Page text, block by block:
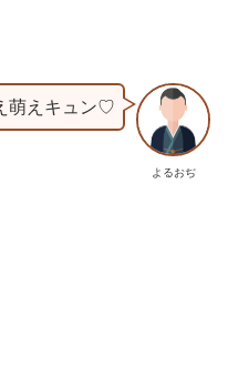
よるおぢ
萌えキュン♡